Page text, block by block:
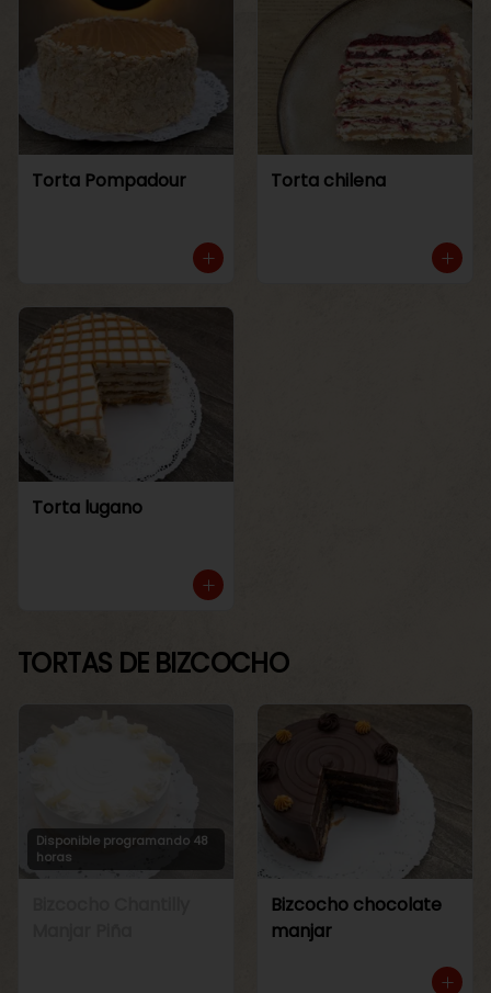
Torta Pompadour Torta chilena
Torta lugano
TORTAS DE BIZCOCHO
Disponible programando 48
horas
Bizcocho chocolate
manjar